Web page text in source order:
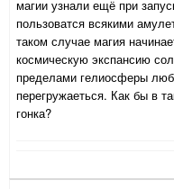
магии узнали ещё при
пользоватся всякими
таком случае магия
космическую экспансию
пределами гелиосферы
перегружаеться. Как бы в
гонка?